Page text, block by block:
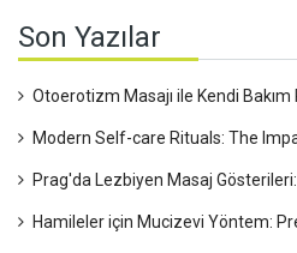
Son Yazılar
Otoerotizm Masajı ile Kendi
Modern Self-care Rituals: The
Prag'da Lezbiyen Masaj
Hamileler için Mucizevi Yöntem: